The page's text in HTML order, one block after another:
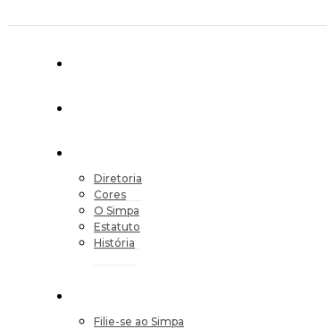
Diretoria
Cores
O Simpa
Estatuto
História
Filie-se ao Simpa